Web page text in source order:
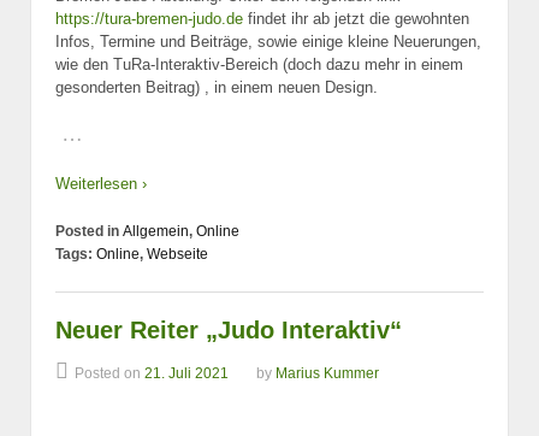
https://tura-bremen-judo.de findet ihr ab jetzt die gewohnten
Infos, Termine und Beiträge, sowie einige kleine Neuerungen,
wie den TuRa-Interaktiv-Bereich (doch dazu mehr in einem
gesonderten Beitrag) , in einem neuen Design.
…
Weiterlesen ›
Posted in Allgemein, Online
Tags: Online, Webseite
Neuer Reiter „Judo Interaktiv“
Posted on 21. Juli 2021 by Marius Kummer